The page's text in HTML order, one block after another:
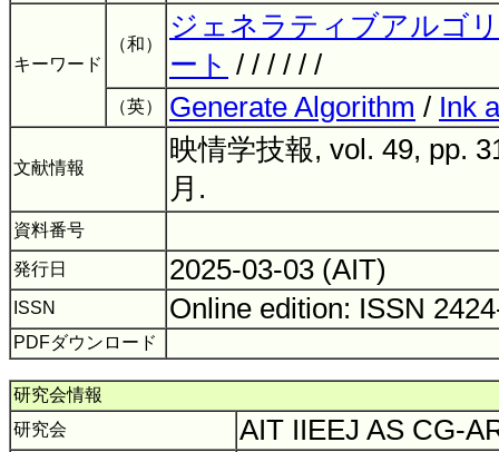
キーワード
（和）
ジェネラティブアルゴ
ート / / / / / /
（英） Generate Algorithm / Ink
文献情報
映情学技報, vol. 49, pp.
月.
資料番号
発行日 2025-03-03 (AIT)
ISSN Online edition: ISSN
PDFダウンロード
研究会情報
研究会
AIT IIEEJ AS CG-